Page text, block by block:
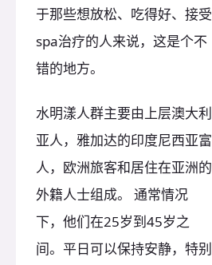
于那些想放松、吃得好、接受
spa治疗的人来说，这是个不
错的地方。
水明漾人群主要由上层澳大利
亚人，雅加达的印度尼西亚富
人，欧洲旅客和居住在亚洲的
外籍人士组成。 通常情况
下，他们在25岁到45岁之
间。平日可以保持安静，特别